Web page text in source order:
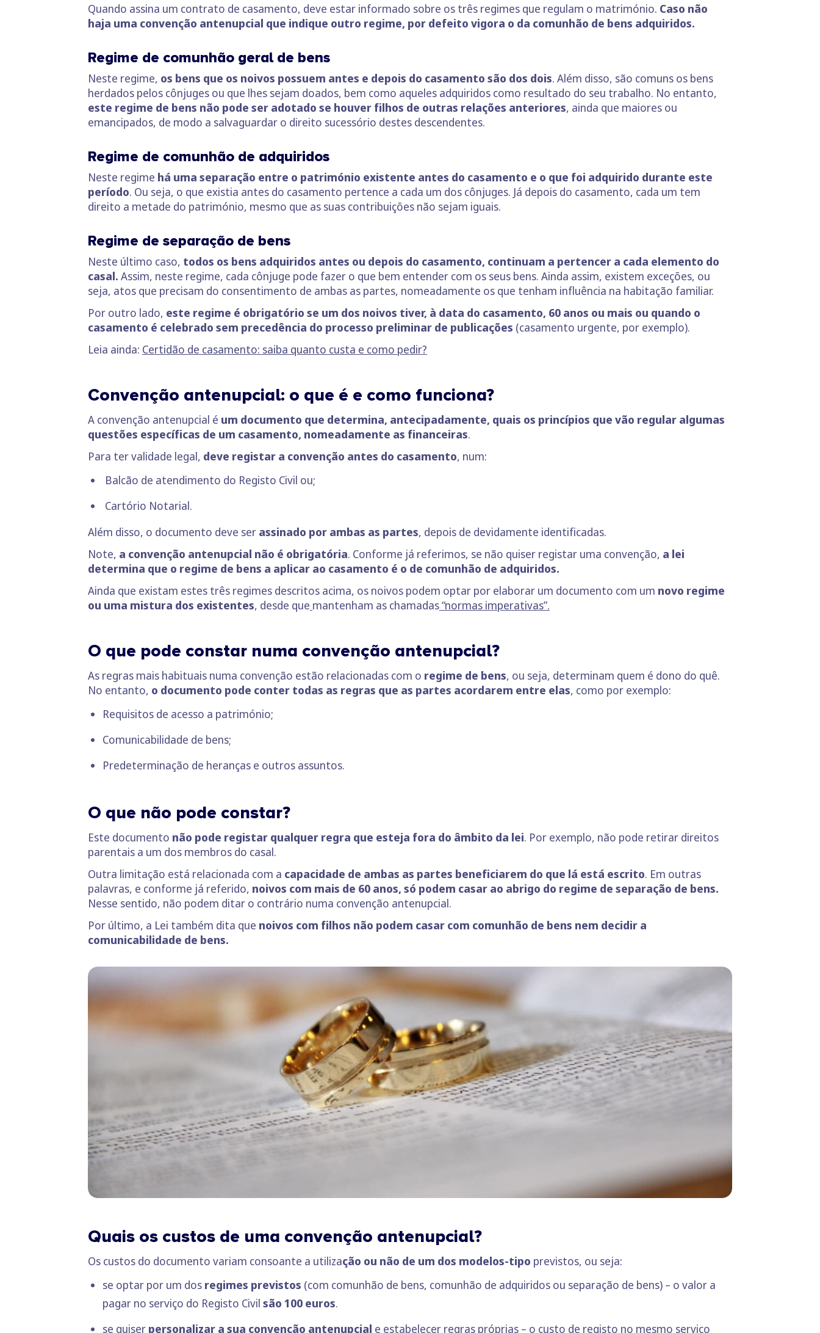
Quando assina um contrato de casamento, deve estar informado sobre os três regimes que regulam o matrimónio. Caso não
haja uma convenção antenupcial que indique outro regime, por defeito vigora o da comunhão de bens adquiridos.
Regime de comunhão geral de bens
Neste regime, os bens que os noivos possuem antes e depois do casamento são dos dois. Além disso, são comuns os bens
herdados pelos cônjuges ou que lhes sejam doados, bem como aqueles adquiridos como resultado do seu trabalho. No entanto,
este regime de bens não pode ser adotado se houver filhos de outras relações anteriores, ainda que maiores ou
emancipados, de modo a salvaguardar o direito sucessório destes descendentes.
Regime de comunhão de adquiridos
Neste regime há uma separação entre o património existente antes do casamento e o que foi adquirido durante este
período. Ou seja, o que existia antes do casamento pertence a cada um dos cônjuges. Já depois do casamento, cada um tem
direito a metade do património, mesmo que as suas contribuições não sejam iguais.
Regime de separação de bens
Neste último caso, todos os bens adquiridos antes ou depois do casamento, continuam a pertencer a cada elemento do
casal. Assim, neste regime, cada cônjuge pode fazer o que bem entender com os seus bens. Ainda assim, existem exceções, ou
seja, atos que precisam do consentimento de ambas as partes, nomeadamente os que tenham influência na habitação familiar.
Por outro lado, este regime é obrigatório se um dos noivos tiver, à data do casamento, 60 anos ou mais ou quando o
casamento é celebrado sem precedência do processo preliminar de publicações (casamento urgente, por exemplo).
Leia ainda: Certidão de casamento: saiba quanto custa e como pedir?
Convenção antenupcial: o que é e como funciona?
A convenção antenupcial é um documento que determina, antecipadamente, quais os princípios que vão regular algumas
questões específicas de um casamento, nomeadamente as financeiras.
Para ter validade legal, deve registar a convenção antes do casamento, num:
Balcão de atendimento do Registo Civil ou;
Cartório Notarial.
Além disso, o documento deve ser assinado por ambas as partes, depois de devidamente identificadas.
Note, a convenção antenupcial não é obrigatória. Conforme já referimos, se não quiser registar uma convenção, a lei
determina que o regime de bens a aplicar ao casamento é o de comunhão de adquiridos.
Ainda que existam estes três regimes descritos acima, os noivos podem optar por elaborar um documento com um novo regime
ou uma mistura dos existentes, desde que mantenham as chamadas“normas imperativas”.
O que pode constar numa convenção antenupcial?
As regras mais habituais numa convenção estão relacionadas com o regime de bens, ou seja, determinam quem é dono do quê.
No entanto, o documento pode conter todas as regras que as partes acordarem entre elas, como por exemplo:
Requisitos de acesso a património;
Comunicabilidade de bens;
Predeterminação de heranças e outros assuntos.
O que não pode constar?
Este documento não pode registar qualquer regra que esteja fora do âmbito da lei. Por exemplo, não pode retirar direitos
parentais a um dos membros do casal.
Outra limitação está relacionada com a capacidade de ambas as partes beneficiarem do que lá está escrito. Em outras
palavras, e conforme já referido, noivos com mais de 60 anos, só podem casar ao abrigo do regime de separação de bens.
Nesse sentido, não podem ditar o contrário numa convenção antenupcial.
Por último, a Lei também dita que noivos com filhos não podem casar com comunhão de bens nem decidir a
comunicabilidade de bens.
Quais os custos de uma convenção antenupcial?
Os custos do documento variam consoante a utilização ou não de um dos modelos-tipo previstos, ou seja:
se optar por um dos regimes previstos (com comunhão de bens, comunhão de adquiridos ou separação de bens) – o valor a
pagar no serviço do Registo Civil são 100 euros.
se quiser personalizar a sua convenção antenupcial e estabelecer regras próprias – o custo de registo no mesmo serviço